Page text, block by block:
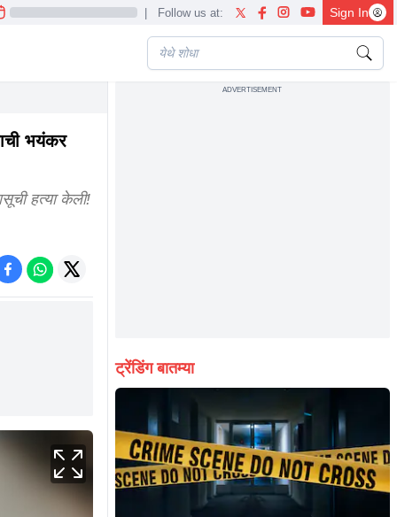
| Follow us at: Sign In
भयंकर
हत्या केली!
ADVERTISEMENT
ट्रेंडिंग बातम्या